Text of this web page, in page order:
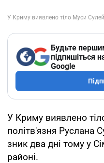
Будьте
підпишіться
Google
У Криму виявлено
політв'язня Руслана
зник два дні тому у
районі.